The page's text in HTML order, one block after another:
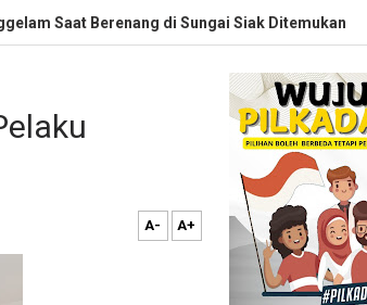
Saat Berenang di Sungai Siak Ditemukan
A- A+